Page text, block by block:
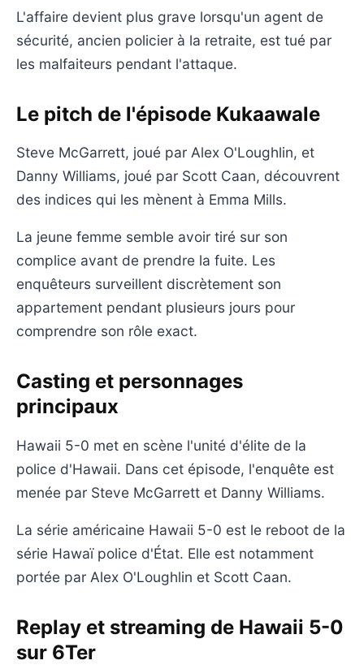
L'affaire devient plus grave lorsqu'un agent de
sécurité, ancien policier à la retraite, est tué par
les malfaiteurs pendant l'attaque.
Le pitch de l'épisode Kukaawale
Steve McGarrett, joué par Alex O'Loughlin, et
Danny Williams, joué par Scott Caan, découvrent
des indices qui les mènent à Emma Mills.
La jeune femme semble avoir tiré sur son
complice avant de prendre la fuite. Les
enquêteurs surveillent discrètement son
appartement pendant plusieurs jours pour
comprendre son rôle exact.
Casting et personnages
principaux
Hawaii 5-0 met en scène l'unité d'élite de la
police d'Hawaii. Dans cet épisode, l'enquête est
menée par Steve McGarrett et Danny Williams.
La série américaine Hawaii 5-0 est le reboot de la
série Hawaï police d'État. Elle est notamment
portée par Alex O'Loughlin et Scott Caan.
Replay et streaming de Hawaii 5-0
sur 6Ter